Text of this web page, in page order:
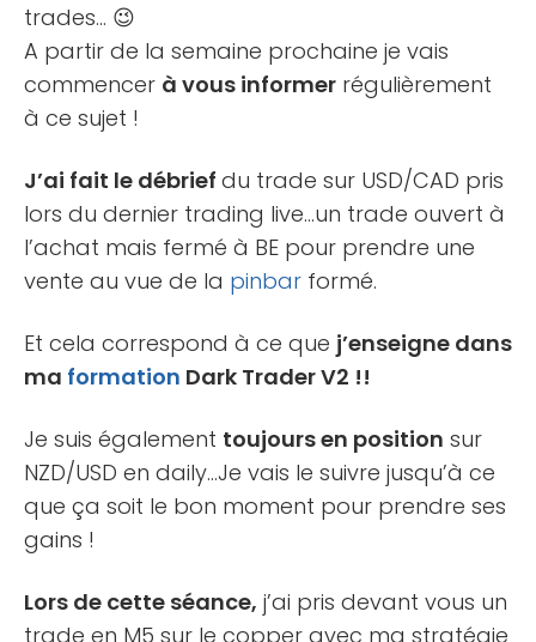
trades… 😉
A partir de la semaine prochaine je vais
commencer à vous informer régulièrement
à ce sujet !
J’ai fait le débrief du trade sur USD/CAD pris
lors du dernier trading live…un trade ouvert à
l’achat mais fermé à BE pour prendre une
vente au vue de la pinbar formé.
Et cela correspond à ce que j’enseigne dans
ma formation Dark Trader V2 !!
Je suis également toujours en position sur
NZD/USD en daily…Je vais le suivre jusqu’à ce
que ça soit le bon moment pour prendre ses
gains !
Lors de cette séance, j’ai pris devant vous un
trade en M5 sur le copper avec ma stratégie